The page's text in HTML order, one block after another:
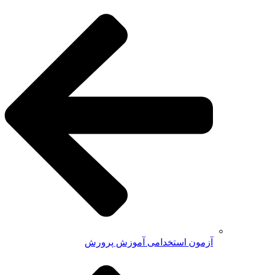
آزمون استخدامی آموزش پرورش